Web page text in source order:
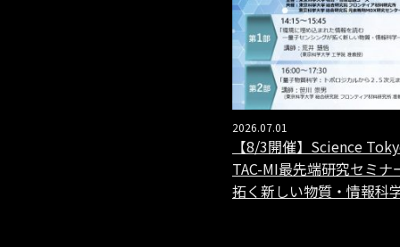
2026.07.01
【8/3開催】Science
TAC-MI最先端研究セミナ
拓く新しい物質・情報科